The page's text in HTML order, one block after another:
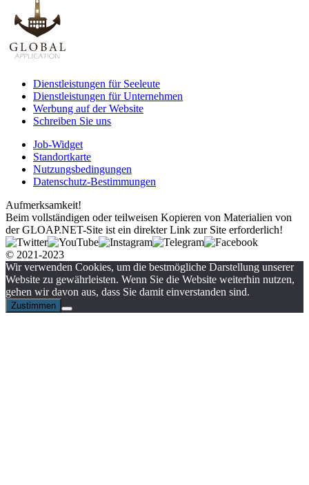
Dienstleistungen für Seeleute
Dienstleistungen für Unternehmen
Werbung auf der Website
Schreiben Sie uns
Job-Widget
Standortkarte
Nutzungsbedingungen
Datenschutz-Bestimmungen
Aufmerksamkeit!
Beim vollständigen oder teilweisen Kopieren von Materialien von
der GLOAP.NET-Site ist ein direkter Link zur Site erforderlich!
© 2021-2023
Wir verwenden Cookies, um die bestmögliche Darstellung unserer
Website zu gewährleisten. Wenn Sie die Website weiterhin nutzen,
gehen wir davon aus, dass Sie damit einverstanden sind.
Zustimmen